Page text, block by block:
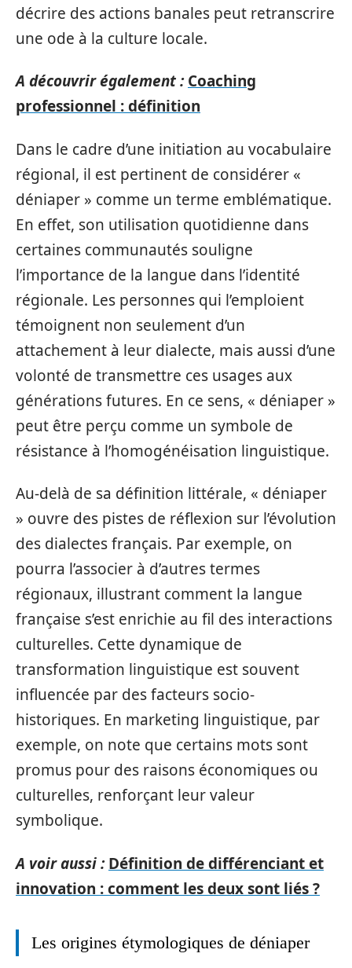
décrire des actions banales peut retranscrire
une ode à la culture locale.
A découvrir également : Coaching
professionnel : définition
Dans le cadre d’une initiation au vocabulaire
régional, il est pertinent de considérer «
déniaper » comme un terme emblématique.
En effet, son utilisation quotidienne dans
certaines communautés souligne
l’importance de la langue dans l’identité
régionale. Les personnes qui l’emploient
témoignent non seulement d’un
attachement à leur dialecte, mais aussi d’une
volonté de transmettre ces usages aux
générations futures. En ce sens, « déniaper »
peut être perçu comme un symbole de
résistance à l’homogénéisation linguistique.
Au-delà de sa définition littérale, « déniaper
» ouvre des pistes de réflexion sur l’évolution
des dialectes français. Par exemple, on
pourra l’associer à d’autres termes
régionaux, illustrant comment la langue
française s’est enrichie au fil des interactions
culturelles. Cette dynamique de
transformation linguistique est souvent
influencée par des facteurs socio-
historiques. En marketing linguistique, par
exemple, on note que certains mots sont
promus pour des raisons économiques ou
culturelles, renforçant leur valeur
symbolique.
A voir aussi : Définition de différenciant et
innovation : comment les deux sont liés ?
Les origines étymologiques de déniaper